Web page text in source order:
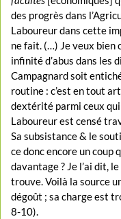
des progrès dans
Laboureur dans cette
ne fait. (…) Je veux bien
infinité d’abus dans les
Campagnard soit
routine : c’est en tout
dextérité parmi ceux qui
Laboureur est censé
Sa subsistance & le
ce donc encore un coup
davantage ? Je l’ai dit,
trouve. Voilà la source
dégoût ; sa charge est
8-10).